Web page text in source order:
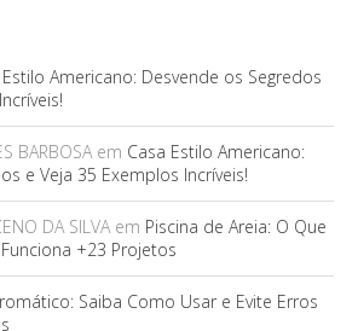
Estilo Americano: Desvende os Segredos
BARBOSAem Casa Estilo Americano:
e Veja 35 Exemplos Incríveis!
DA SILVAem Piscina de Areia: O Que
+23 Projetos
Saiba Como Usar e Evite Erros